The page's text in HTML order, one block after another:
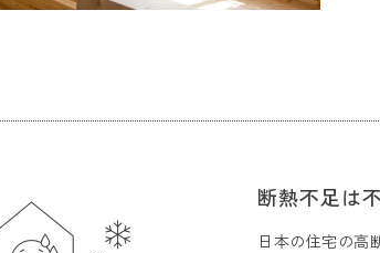
断熱不足は
日本の住宅の高